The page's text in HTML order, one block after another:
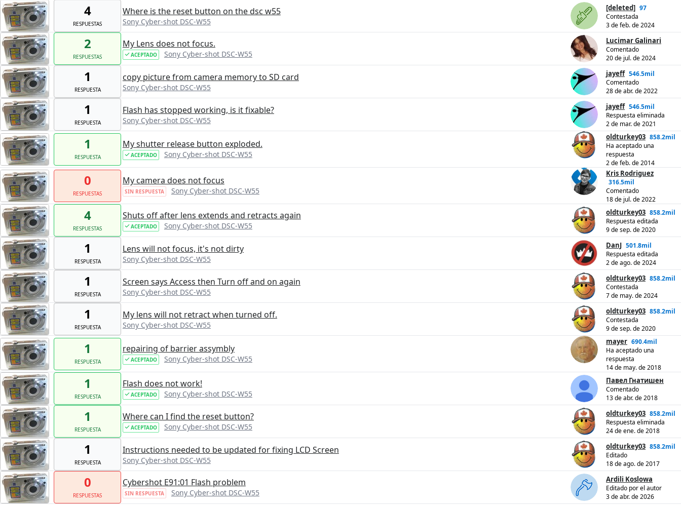
4
RESPUESTAS
Where is the reset button on the dsc w55
Sony Cyber-shot DSC-W55
[deleted] 97
Contestada
3 de feb. de 2024
2
RESPUESTAS
My Lens does not focus.
ACEPTADO Sony Cyber-shot DSC-W55
Lucimar Galinari
Comentado
20 de jul. de 2024
1
RESPUESTA
copy picture from camera memory to SD card
Sony Cyber-shot DSC-W55
jayeff 546.5mil
Comentado
28 de abr. de 2022
1
RESPUESTA
Flash has stopped working, is it fixable?
Sony Cyber-shot DSC-W55
jayeff 546.5mil
Respuesta eliminada
2 de mar. de 2021
1
RESPUESTA
My shutter release button exploded.
ACEPTADO Sony Cyber-shot DSC-W55
oldturkey03 858.2mil
Ha aceptado una
respuesta
2 de feb. de 2014
0
RESPUESTAS
My camera does not focus
SIN RESPUESTA Sony Cyber-shot DSC-W55
Kris Rodriguez
316.5mil
Comentado
18 de jul. de 2022
4
RESPUESTAS
Shuts off after lens extends and retracts again
ACEPTADO Sony Cyber-shot DSC-W55
oldturkey03 858.2mil
Respuesta editada
9 de sep. de 2020
1
RESPUESTA
Lens will not focus, it's not dirty
Sony Cyber-shot DSC-W55
DanJ 501.8mil
Respuesta editada
2 de ago. de 2024
1
RESPUESTA
Screen says Access then Turn off and on again
Sony Cyber-shot DSC-W55
oldturkey03 858.2mil
Contestada
7 de may. de 2024
1
RESPUESTA
My lens will not retract when turned off.
Sony Cyber-shot DSC-W55
oldturkey03 858.2mil
Contestada
9 de sep. de 2020
1
RESPUESTA
repairing of barrier assymbly
ACEPTADO Sony Cyber-shot DSC-W55
mayer 690.4mil
Ha aceptado una
respuesta
14 de may. de 2018
1
RESPUESTA
Flash does not work!
ACEPTADO Sony Cyber-shot DSC-W55
Павел Гнатишен
Comentado
13 de abr. de 2018
1
RESPUESTA
Where can I find the reset button?
ACEPTADO Sony Cyber-shot DSC-W55
oldturkey03 858.2mil
Respuesta eliminada
24 de ene. de 2018
1
RESPUESTA
Instructions needed to be updated for fixing LCD Screen
Sony Cyber-shot DSC-W55
oldturkey03 858.2mil
Editado
18 de ago. de 2017
0
RESPUESTAS
Cybershot E91:01 Flash problem
SIN RESPUESTA Sony Cyber-shot DSC-W55
Ardili Koslowa
Editado por el autor
3 de abr. de 2026